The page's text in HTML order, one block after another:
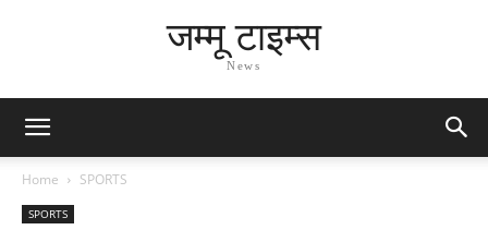
जम्मू टाइम्स
News
Home SPORTS
SPORTS